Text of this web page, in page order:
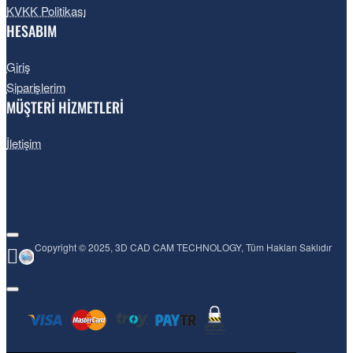
KVKK Politikası
HESABIM
Giriş
Siparişlerim
MÜŞTERİ HİZMETLERİ
İletişim
Copyright © 2025, 3D CAD CAM TECHNOLOGY, Tüm Hakları Saklıdır